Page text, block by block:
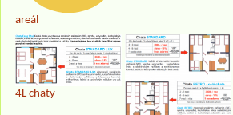
areál
4L chaty